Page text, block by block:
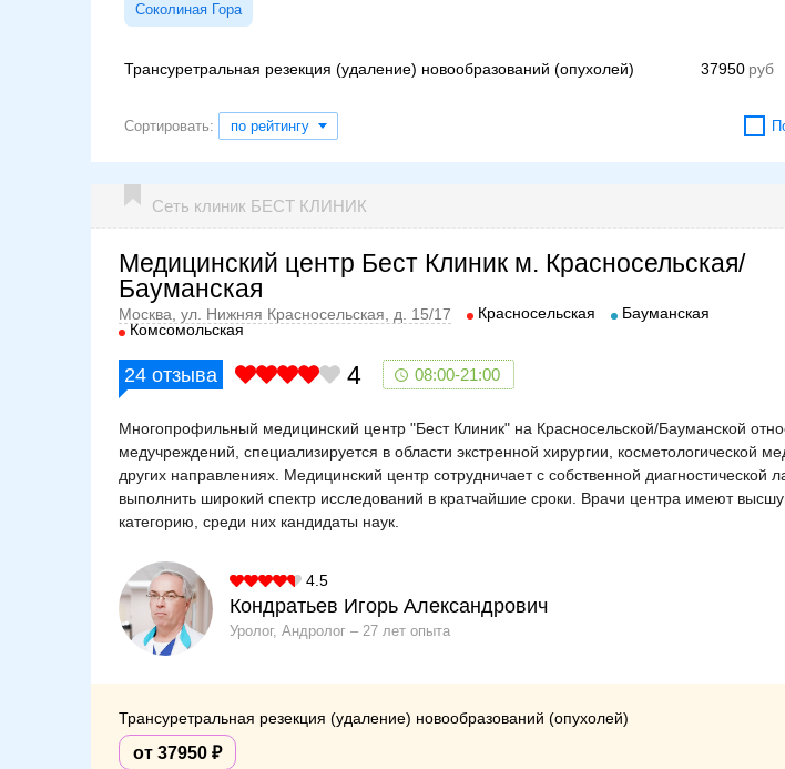
Соколиная Гора
Трансуретральная резекция (удаление) новообразований (опухолей) 37950
Сортировать: по рейтингу
Сеть клиник БЕСТ КЛИНИК
Медицинский центр Бест Клиник м. Красносельская/
Бауманская
Москва, ул. Нижняя Красносельская, д. 15/17 Красносельская
Бауманская
Комсомольская
24 отзыва 4 08:00-21:00
Многопрофильный медицинский центр "Бест Клиник" на Красносельской/Бауманской
медучреждений, специализируется в области экстренной хирургии, косметологической
других направлениях. Медицинский центр сотрудничает с собственной диагностической
выполнить широкий спектр исследований в кратчайшие сроки. Врачи центра имеют
категорию, среди них кандидаты наук.
4.5
Кондратьев Игорь Александрович
Уролог, Андролог 27 лет опыта
Трансуретральная резекция (удаление) новообразований (опухолей)
от 37950